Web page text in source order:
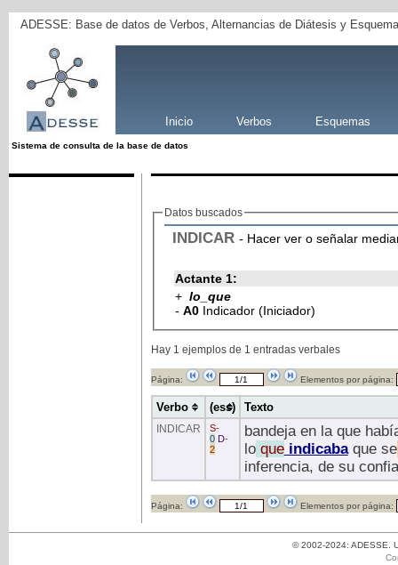
ADESSE: Base de datos de Verbos, Alternancias de Diátesis y
Inicio Verbos Esquemas
Sistema de consulta de la base de datos
Datos buscados
INDICAR - Hacer ver o señalar
Actante 1:
+ lo_que
- A0Indicador (Iniciador)
Hay 1 ejemplos de 1 entradas verbales
Página: Elementos por página:
Verbo (ess) Texto
INDICAR S-
0 D-
2
bandeja en la que
loqueindicabaque se
inferencia, de su
Página: Elementos por página:
© 2002-2024: ADESSE.